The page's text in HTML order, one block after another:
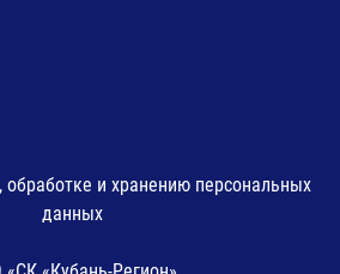
обработке и хранению персональных
данных